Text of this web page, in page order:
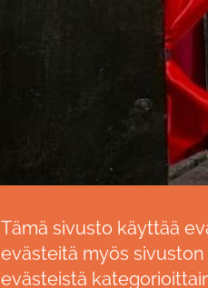
Tämä sivusto käyttää
evästeitä myös
evästeistä